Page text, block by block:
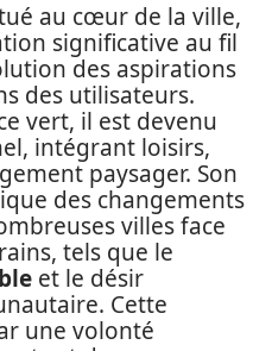
au cœur de la ville,
significative au fil
des aspirations
des utilisateurs.
vert, il est devenu
intégrant loisirs,
paysager. Son
des changements
villes face
tels que le
et le désir
Cette
une volonté